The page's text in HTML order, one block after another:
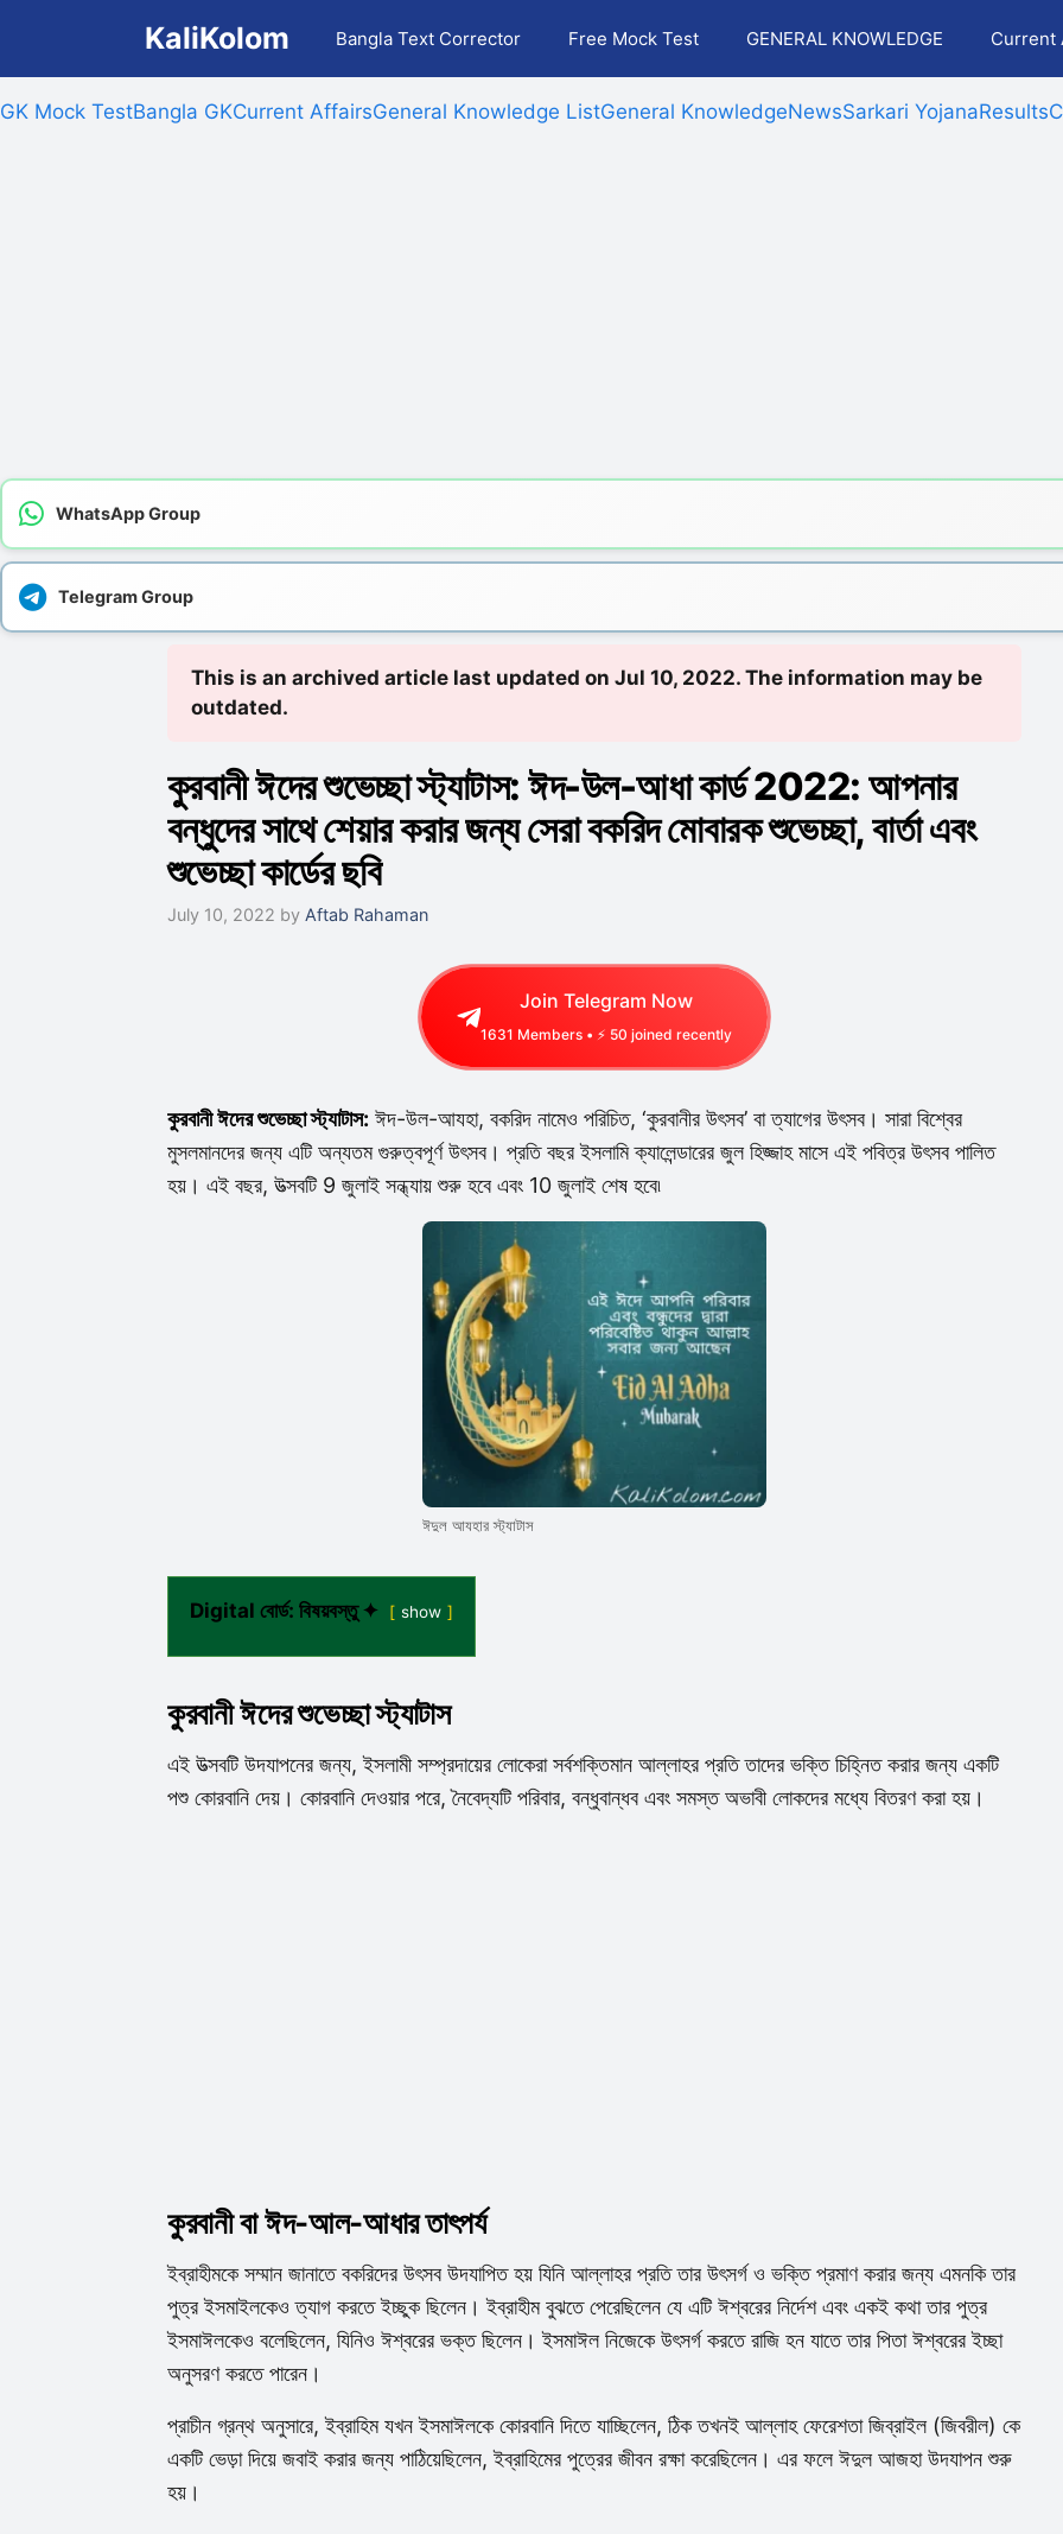
content
KaliKolom Bangla Text Corrector Free Mock Test GENERAL KNOWLEDGE Current
GK Mock TestBangla GKCurrent AffairsGeneral Knowledge ListGeneral KnowledgeNewsSarkari YojanaResults
WhatsApp Group
Telegram Group
This is an archived article last updated on Jul 10, 2022. The information may be
outdated.
কুরবানী ঈদের শুভেচ্ছা স্ট্যাটাস: ঈদ-উল-আধা কার্ড 2022: আপনার
বন্ধুদের সাথে শেয়ার করার জন্য সেরা বকরিদ মোবারক শুভেচ্ছা, বার্তা এবং
শুভেচ্ছা কার্ডের ছবি
July 10, 2022 by Aftab Rahaman
Join Telegram Now
1631 Members • ⚡ 50 joined recently
কুরবানী ঈদের শুভেচ্ছা স্ট্যাটাস: ঈদ-উল-আযহা, বকরিদ নামেও পরিচিত, ‘কুরবানীর উৎসব’ বা ত্যাগের উৎসব। সারা বিশ্বের
মুসলমানদের জন্য এটি অন্যতম গুরুত্বপূর্ণ উৎসব। প্রতি বছর ইসলামি ক্যালেন্ডারের জুল হিজ্জাহ মাসে এই পবিত্র উৎসব পালিত
হয়। এই বছর, উত্সবটি 9 জুলাই সন্ধ্যায় শুরু হবে এবং 10 জুলাই শেষ হবে৷
ঈদুল আযহার স্ট্যাটাস
Digital বোর্ড: বিষয়বস্তু ✦ show
কুরবানী ঈদের শুভেচ্ছা স্ট্যাটাস
এই উত্সবটি উদযাপনের জন্য, ইসলামী সম্প্রদায়ের লোকেরা সর্বশক্তিমান আল্লাহর প্রতি তাদের ভক্তি চিহ্নিত করার জন্য একটি
পশু কোরবানি দেয়। কোরবানি দেওয়ার পরে, নৈবেদ্যটি পরিবার, বন্ধুবান্ধব এবং সমস্ত অভাবী লোকদের মধ্যে বিতরণ করা হয়।
কুরবানী বা ঈদ-আল-আধার তাৎপর্য
ইব্রাহীমকে সম্মান জানাতে বকরিদের উৎসব উদযাপিত হয় যিনি আল্লাহর প্রতি তার উৎসর্গ ও ভক্তি প্রমাণ করার জন্য এমনকি তার
পুত্র ইসমাইলকেও ত্যাগ করতে ইচ্ছুক ছিলেন। ইব্রাহীম বুঝতে পেরেছিলেন যে এটি ঈশ্বরের নির্দেশ এবং একই কথা তার পুত্র
ইসমাঈলকেও বলেছিলেন, যিনিও ঈশ্বরের ভক্ত ছিলেন। ইসমাঈল নিজেকে উৎসর্গ করতে রাজি হন যাতে তার পিতা ঈশ্বরের ইচ্ছা
অনুসরণ করতে পারেন।
প্রাচীন গ্রন্থ অনুসারে, ইব্রাহিম যখন ইসমাঈলকে কোরবানি দিতে যাচ্ছিলেন, ঠিক তখনই আল্লাহ ফেরেশতা জিব্রাইল (জিবরীল) কে
একটি ভেড়া দিয়ে জবাই করার জন্য পাঠিয়েছিলেন, ইব্রাহিমের পুত্রের জীবন রক্ষা করেছিলেন। এর ফলে ঈদুল আজহা উদযাপন শুরু
হয়।